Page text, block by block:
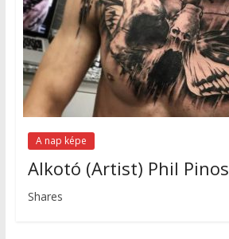
A nap képe
Alkotó (Artist) Phil Pinos
Shares